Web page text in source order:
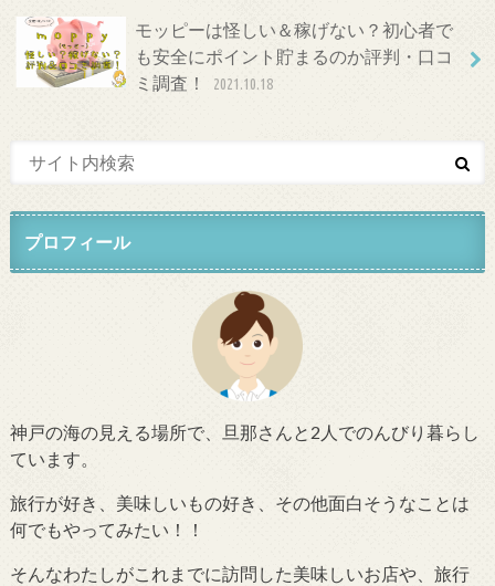
モッピーは怪しい＆稼げない？初心者で
も安全にポイント貯まるのか評判・口コ
ミ調査！
2021.10.18
プロフィール
神戸の海の見える場所で、旦那さんと2人でのんびり暮らし
ています。
旅行が好き、美味しいもの好き、その他面白そうなことは
何でもやってみたい！！
そんなわたしがこれまでに訪問した美味しいお店や、旅行